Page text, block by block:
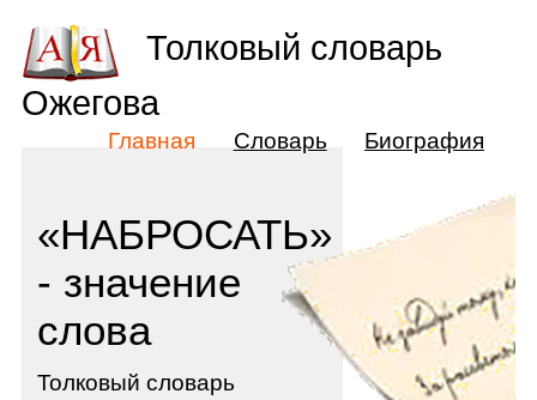
«НАБРОСАТЬ»
- значение
слова
Толковый словарь
Толковый словарь
Ожегова
Главная Словарь Биография